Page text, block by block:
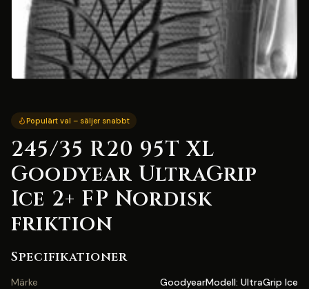
Populärt val – säljer snabbt
245/35 R20 95T XL
Goodyear UltraGrip
Ice 2+ FP Nordisk
friktion
Specifikationer
Märke
GoodyearModell: UltraGrip Ice